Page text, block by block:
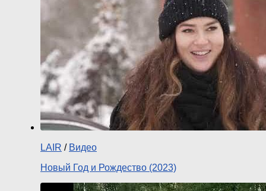
LAIR / Видео
Новый Год и Рождество (2023)